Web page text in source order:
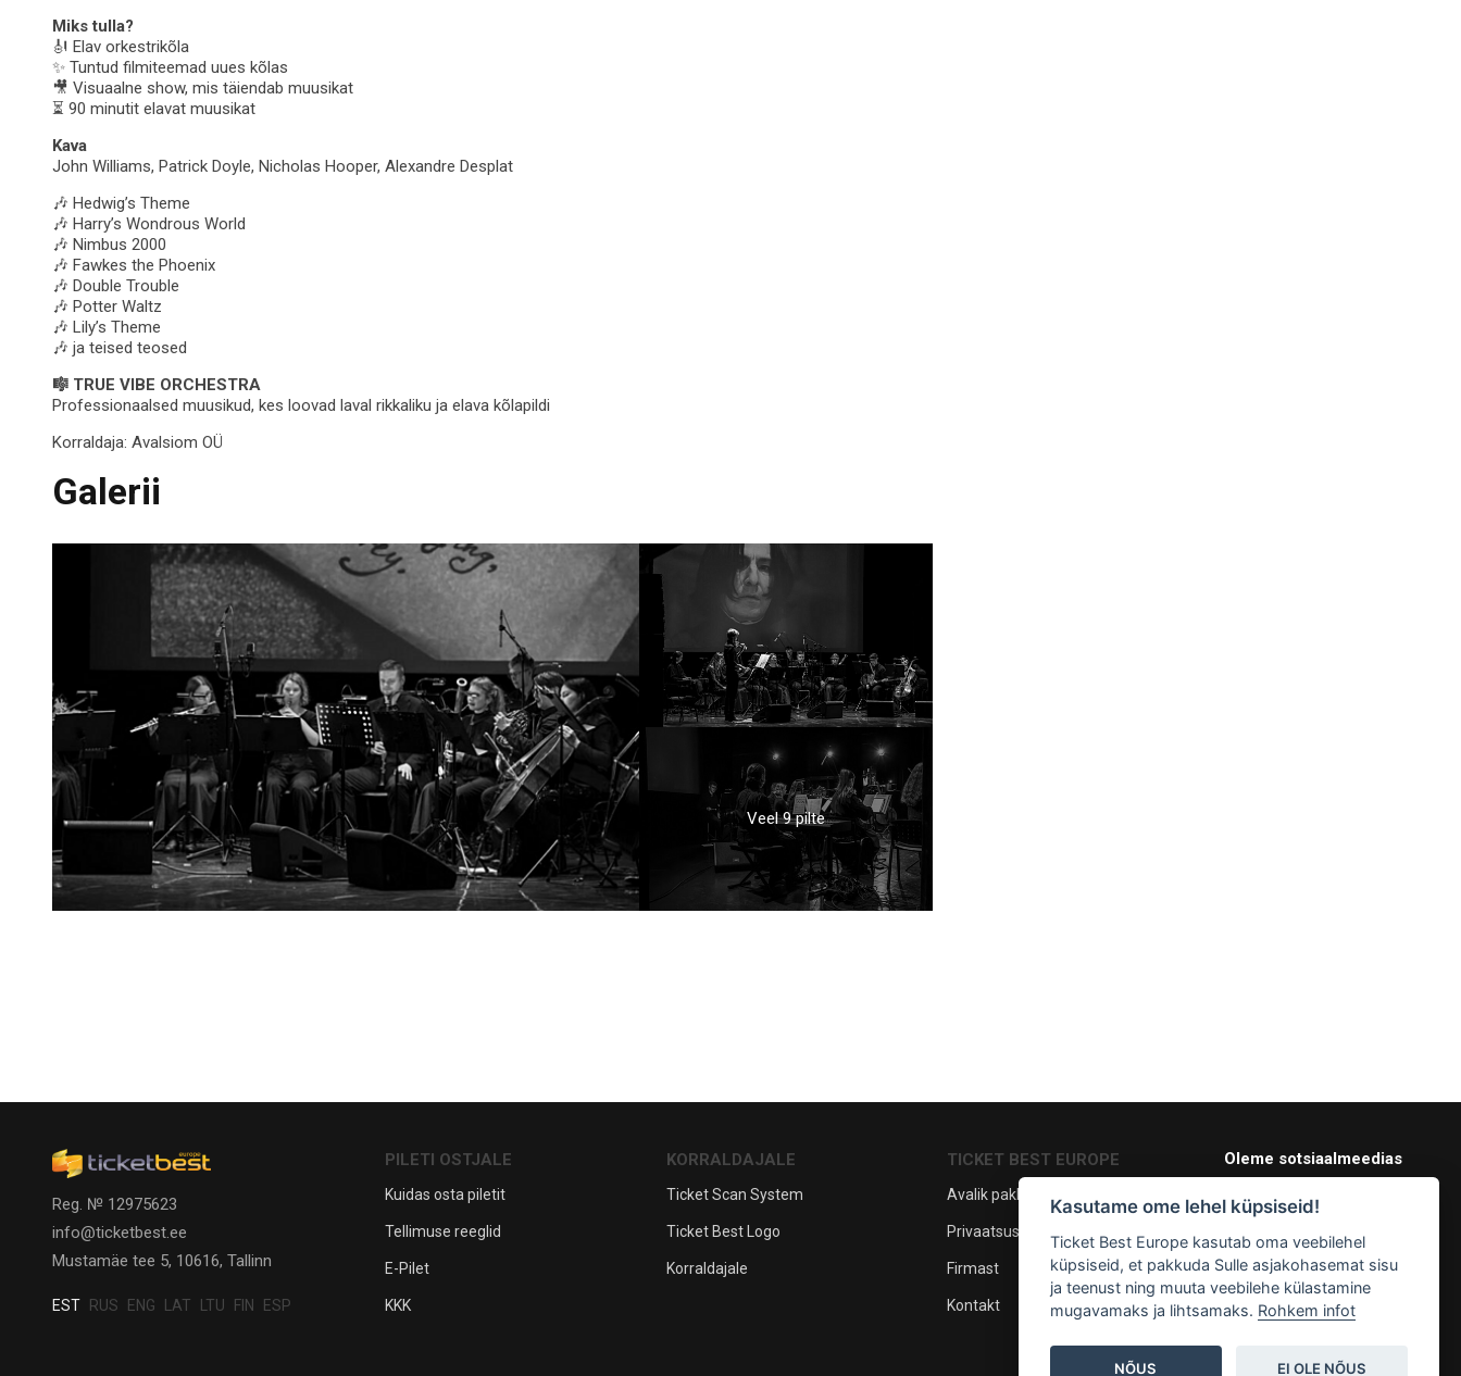
Miks tulla?
🎻 Elav orkestrikõla
✨ Tuntud filmiteemad uues kõlas
🎥 Visuaalne show, mis täiendab muusikat
⏳ 90 minutit elavat muusikat
Kava
John Williams, Patrick Doyle, Nicholas Hooper, Alexandre Desplat
🎶 Hedwig’s Theme
🎶 Harry’s Wondrous World
🎶 Nimbus 2000
🎶 Fawkes the Phoenix
🎶 Double Trouble
🎶 Potter Waltz
🎶 Lily’s Theme
🎶 ja teised teosed
🎼 TRUE VIBE ORCHESTRA
Professionaalsed muusikud, kes loovad laval rikkaliku ja elava kõlapildi
Korraldaja: Avalsiom OÜ
Galerii
Veel 9 pilte
Reg. № 12975623
info@ticketbest.ee
Mustamäe tee 5, 10616, Tallinn
EST RUS ENG LAT LTU FIN ESP
PILETI OSTJALE
Kuidas osta piletit
Tellimuse reeglid
E-Pilet
KKK
KORRALDAJALE
Ticket Scan System
Ticket Best Logo
Korraldajale
TICKET BEST EUROPE
Avalik pakkumine
Privaatsuspoliitika
Firmast
Kontakt
Oleme sotsiaalmeedias
Maksevõimalused
Kasutame ome lehel küpsiseid!
Ticket Best Europe kasutab oma veebilehel
küpsiseid, et pakkuda Sulle asjakohasemat sisu
ja teenust ning muuta veebilehe külastamine
mugavamaks ja lihtsamaks. Rohkem infot
NÕUS EI OLE NÕUS